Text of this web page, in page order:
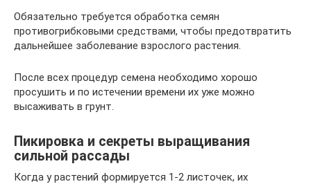
Обязательно требуется обработка семян
противогрибковыми средствами, чтобы предотвратить
дальнейшее заболевание взрослого растения.
После всех процедур семена необходимо хорошо
просушить и по истечении времени их уже можно
высаживать в грунт.
Пикировка и секреты выращивания
сильной рассады
Когда у растений формируется 1-2 листочек, их